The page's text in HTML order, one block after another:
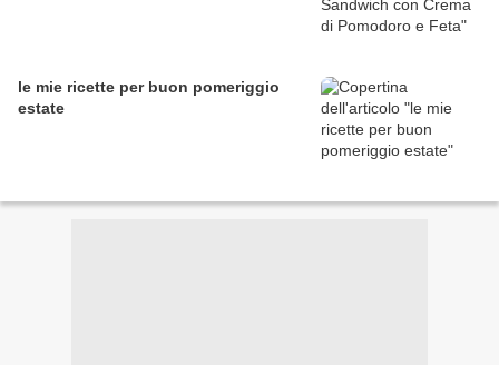
le mie ricette per buon pomeriggio
estate